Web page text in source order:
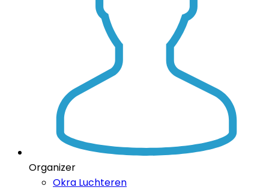
Organizer
Okra Luchteren